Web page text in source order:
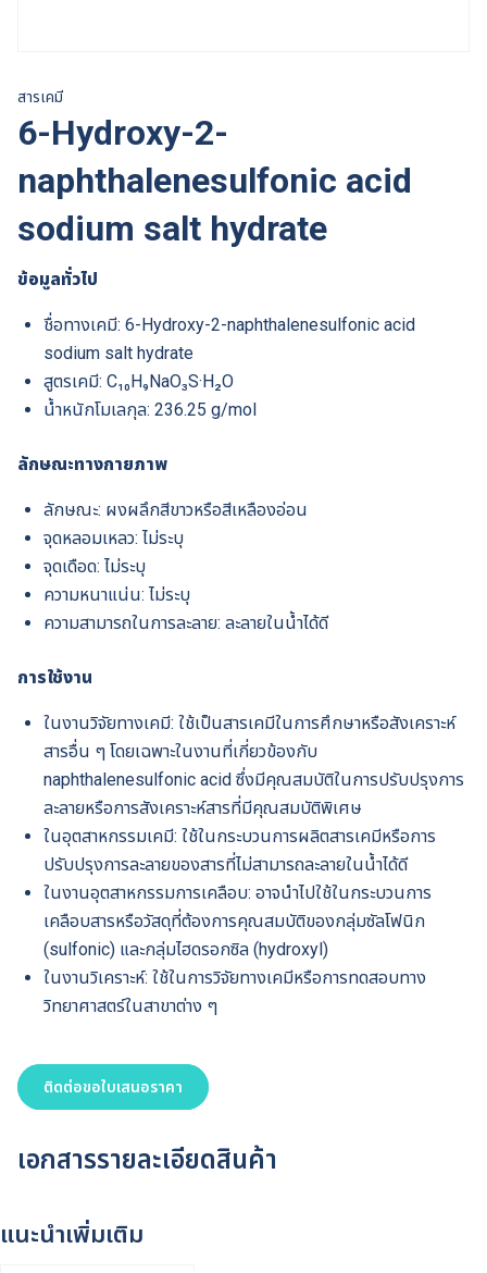
สารเคมี
6-Hydroxy-2-
naphthalenesulfonic acid
sodium salt hydrate
ข้อมูลทั่วไป
ชื่อทางเคมี: 6-Hydroxy-2-naphthalenesulfonic acid
sodium salt hydrate
สูตรเคมี: C₁₀H₉NaO₃S·H₂O
น้ำหนักโมเลกุล: 236.25 g/mol
ลักษณะทางกายภาพ
ลักษณะ: ผงผลึกสีขาวหรือสีเหลืองอ่อน
จุดหลอมเหลว: ไม่ระบุ
จุดเดือด: ไม่ระบุ
ความหนาแน่น: ไม่ระบุ
ความสามารถในการละลาย: ละลายในน้ำได้ดี
การใช้งาน
ในงานวิจัยทางเคมี: ใช้เป็นสารเคมีในการศึกษาหรือสังเคราะห์
สารอื่น ๆ โดยเฉพาะในงานที่เกี่ยวข้องกับ
naphthalenesulfonic acid ซึ่งมีคุณสมบัติในการปรับปรุงการ
ละลายหรือการสังเคราะห์สารที่มีคุณสมบัติพิเศษ
ในอุตสาหกรรมเคมี: ใช้ในกระบวนการผลิตสารเคมีหรือการ
ปรับปรุงการละลายของสารที่ไม่สามารถละลายในน้ำได้ดี
ในงานอุตสาหกรรมการเคลือบ: อาจนำไปใช้ในกระบวนการ
เคลือบสารหรือวัสดุที่ต้องการคุณสมบัติของกลุ่มซัลโฟนิก
(sulfonic) และกลุ่มไฮดรอกซิล (hydroxyl)
ในงานวิเคราะห์: ใช้ในการวิจัยทางเคมีหรือการทดสอบทาง
วิทยาศาสตร์ในสาขาต่าง ๆ
ติดต่อขอใบเสนอราคา
เอกสารรายละเอียดสินค้า
แนะนำเพิ่มเติม